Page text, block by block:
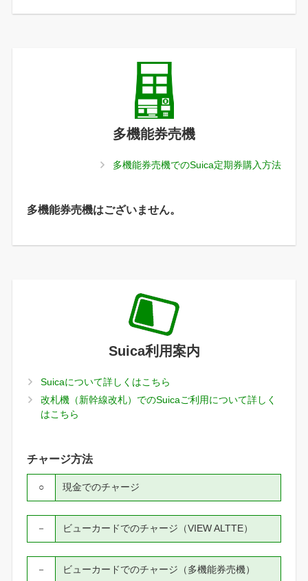
多機能券売機
多機能券売機でのSuica定期券購入方法
多機能券売機はございません。
Suica利用案内
Suicaについて詳しくはこちら
改札機（新幹線改札）でのSuicaご利用について詳しく
はこちら
チャージ方法
現金でのチャージ
○
ビューカードでのチャージ（VIEW ALTTE）
－
ビューカードでのチャージ（多機能券売機）
－